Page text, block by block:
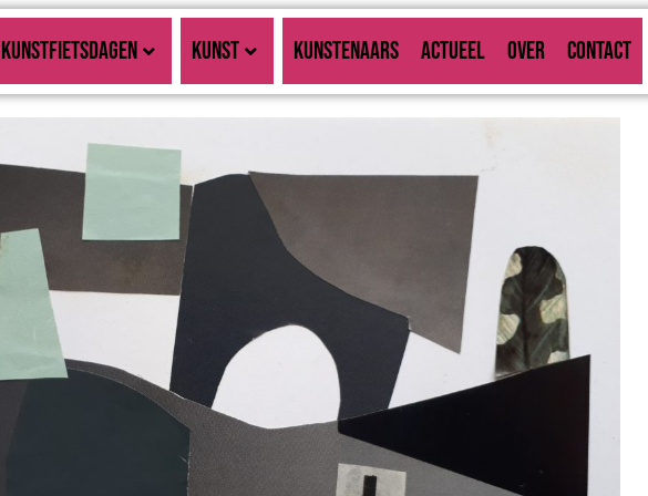
KUNSTFIETSDAGEN KUNST KUNSTENAARS ACTUEEL OVER CONTACT